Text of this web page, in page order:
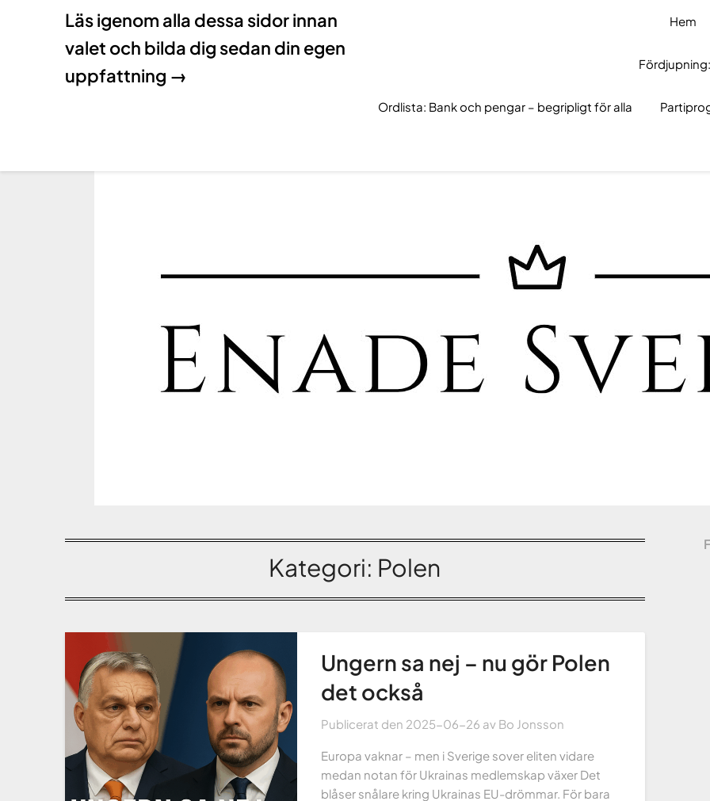
Läs igenom alla dessa sidor innan
valet och bilda dig sedan din egen
uppfattning →
Hem
Ordlista: Bank och pengar – begripligt för alla
Kategori: Polen
Ungern sa nej – nu gör Polen
det också
Publicerat den 2025-06-26 av Bo Jonsson
Europa vaknar – men i Sverige sover eliten vidare
medan notan för Ukrainas medlemskap växer Det
blåser snålare kring Ukrainas EU-drömmar. För bara